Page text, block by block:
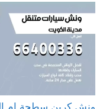
ونش كرين سطحة ام